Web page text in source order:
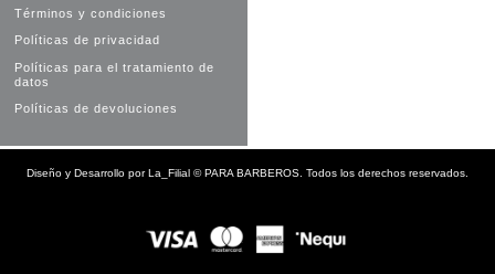
Términos y condiciones
Políticas de privacidad
Políticas para el tratamiento de
datos
Políticas de devoluciones
Diseño y Desarrollo porLa_Filial ©PARA BARBEROS. Todos los derechos reservados.